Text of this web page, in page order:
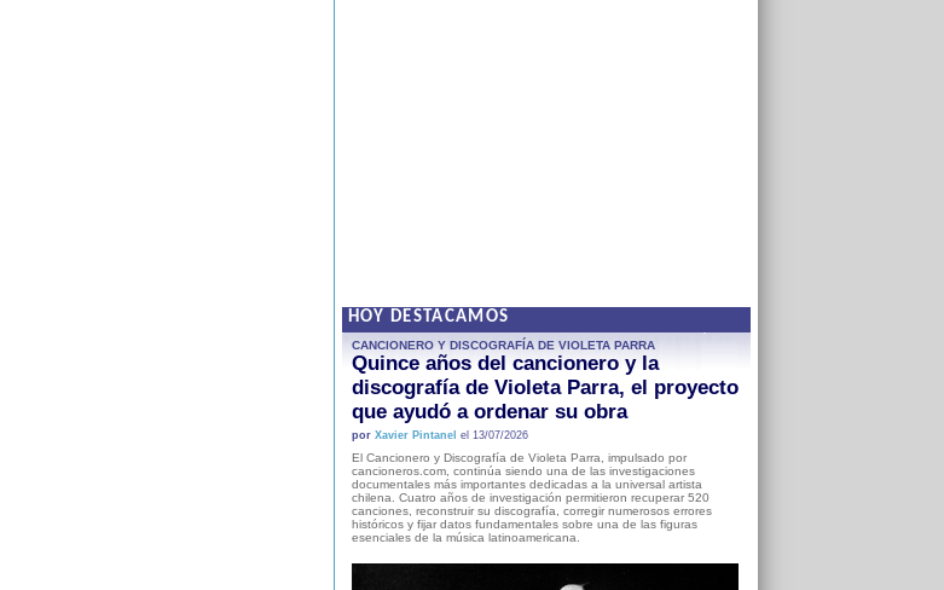
HOY DESTACAMOS
CANCIONERO Y DISCOGRAFÍA DE VIOLETA PARRA
Quince años del cancionero y la
discografía de Violeta Parra, el proyecto
que ayudó a ordenar su obra
por Xavier Pintanel el 13/07/2026
El Cancionero y Discografía de Violeta Parra, impulsado por
cancioneros.com, continúa siendo una de las investigaciones
documentales más importantes dedicadas a la universal artista
chilena. Cuatro años de investigación permitieron recuperar 520
canciones, reconstruir su discografía, corregir numerosos errores
históricos y fijar datos fundamentales sobre una de las figuras
esenciales de la música latinoamericana.